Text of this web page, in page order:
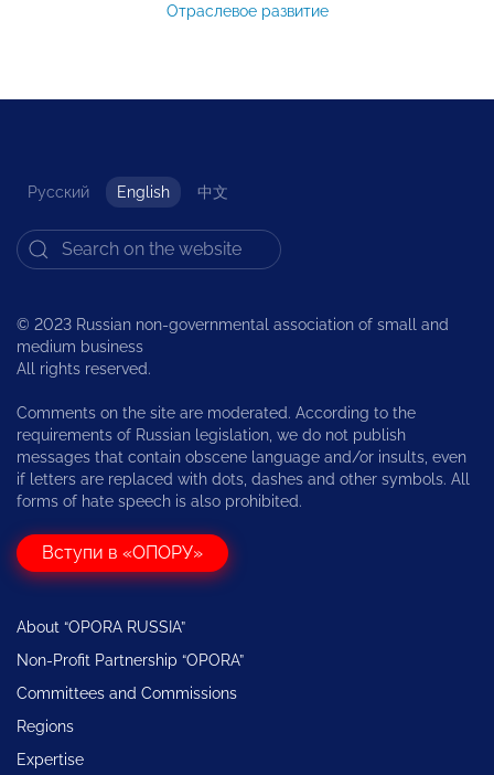
Отраслевое развитие
Русский English 中文
© 2023 Russian non-governmental association of small and
medium business
All rights reserved.
Comments on the site are moderated. According to the
requirements of Russian legislation, we do not publish
messages that contain obscene language and/or insults, even
if letters are replaced with dots, dashes and other symbols. All
forms of hate speech is also prohibited.
Вступи в «ОПОРУ»
About “OPORA RUSSIA”
Non-Profit Partnership “OPORA”
Committees and Commissions
Regions
Expertise